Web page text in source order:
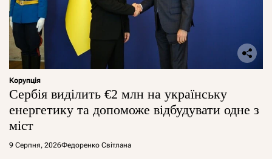
Корупція
Сербія виділить €2 млн на українську
енергетику та допоможе відбудувати одне з
міст
9 Серпня, 2026Федоренко Світлана